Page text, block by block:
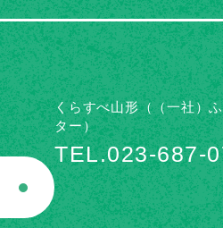
くらすべ山形（（一社）
ター）
TEL.023-687-